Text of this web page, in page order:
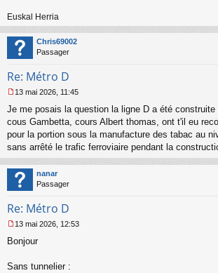
Euskal Herria
Chris69002
Passager
Re: Métro D
e
s
s
g
n
o
l
u
13 mai 2026, 11:45
Je me posais la question la ligne D a été construite
cous Gambetta, cours Albert thomas, ont t'il eu
pour la portion sous la manufacture des tabac au
sans arrêté le trafic ferroviaire pendant la
nanar
Passager
Re: Métro D
e
s
13 mai 2026, 12:53
Bonjour
Sans tunnelier :